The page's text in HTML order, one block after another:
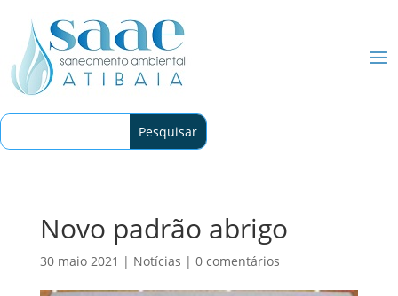
Novo padrão abrigo
30 maio 2021 | Notícias | 0 comentários